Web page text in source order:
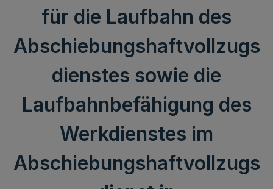
für die Laufbahn des
Abschiebungshaftvollzugs
dienstes sowie die
Laufbahnbefähigung des
Werkdienstes im
Abschiebungshaftvollzugs